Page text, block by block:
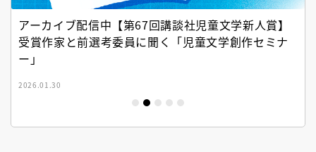
アーカイブ配信中【第67回講談社児童文学新人賞】
受賞作家と前選考委員に聞く「児童文学創作セミナ
ー」
2026.01.30